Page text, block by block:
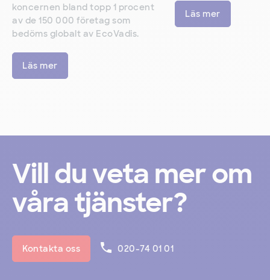
koncernen bland topp 1 procent
av de 150 000 företag som
bedöms globalt av EcoVadis.
Läs mer
Läs mer
Vill du veta mer om
våra tjänster?
Kontakta oss 020-74 01 01